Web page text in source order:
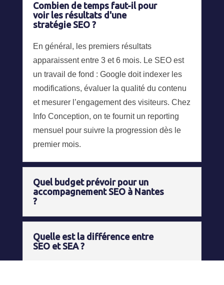
Combien de temps faut-il pour
voir les résultats d'une
stratégie SEO ?
En général, les premiers résultats
apparaissent entre 3 et 6 mois. Le SEO est
un travail de fond : Google doit indexer les
modifications, évaluer la qualité du contenu
et mesurer l’engagement des visiteurs. Chez
Info Conception, on te fournit un reporting
mensuel pour suivre la progression dès le
premier mois.
Quel budget prévoir pour un
accompagnement SEO à Nantes
?
Quelle est la différence entre
SEO et SEA ?